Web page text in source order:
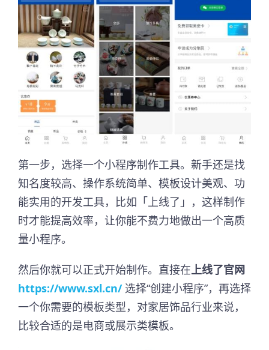
第一步，选择一个小程序制作工具。新手还是找
知名度较高、操作系统简单、模板设计美观、功
能实用的开发工具，比如「上线了」，这样制作
时才能提高效率，让你能不费力地做出一个高质
量小程序。
然后你就可以正式开始制作。直接在 上线了官网
https://www.sxl.cn/ 选择“创建小程序”，再选择
一个你需要的模板类型，对家居饰品行业来说，
比较合适的是电商或展示类模板。